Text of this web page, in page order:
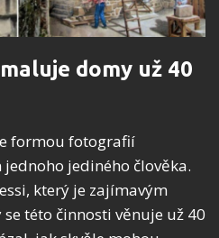
domy už 40
formou fotografií
jediného člověka.
který je zajímavým
této činnosti věnuje už 40